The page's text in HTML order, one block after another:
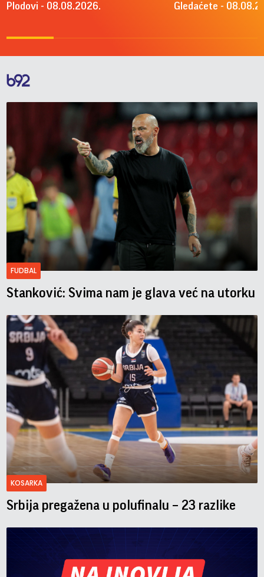
Plodovi - 08.08.2026. Gledaćete -
FUDBAL
Stanković: Svima nam je glava već na utorku
KOSARKA
Srbija pregažena u polufinalu – 23 razlike